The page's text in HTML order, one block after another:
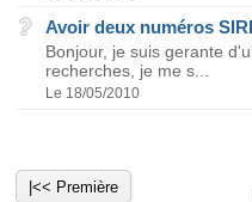
Avoir deux numéros
Bonjour, je suis gerante
recherches, je me s...
Le 18/05/2010
|<< Première